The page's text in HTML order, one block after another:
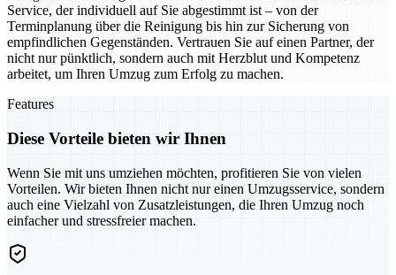
Service, der individuell auf Sie abgestimmt ist – von der
Terminplanung über die Reinigung bis hin zur Sicherung von
empfindlichen Gegenständen. Vertrauen Sie auf einen Partner, der
nicht nur pünktlich, sondern auch mit Herzblut und Kompetenz
arbeitet, um Ihren Umzug zum Erfolg zu machen.
Features
Diese Vorteile bieten wir Ihnen
Wenn Sie mit uns umziehen möchten, profitieren Sie von vielen
Vorteilen. Wir bieten Ihnen nicht nur einen Umzugsservice, sondern
auch eine Vielzahl von Zusatzleistungen, die Ihren Umzug noch
einfacher und stressfreier machen.